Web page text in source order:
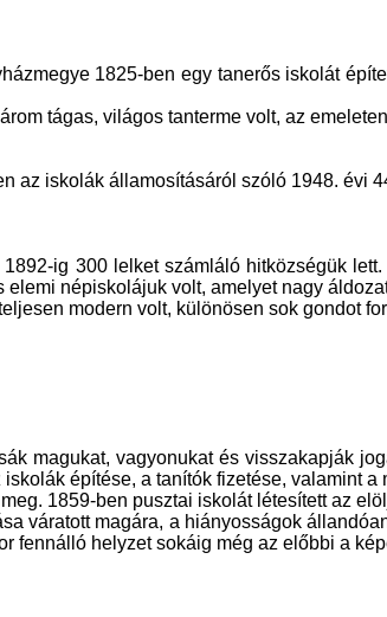
1825-ben egy tanerős iskolát
tágas, világos tanterme volt, az
az iskolák államosításáról szóló 1948. évi
ig 300 lelket számláló hitközségük
népiskolájuk volt, amelyet nagy
modern volt, különösen sok gondot
magukat, vagyonukat és visszakapják
építése, a tanítók fizetése, valamint
1859-ben pusztai iskolát létesített az
váratott magára, a hiányosságok
fennálló helyzet sokáig még az előbbi a